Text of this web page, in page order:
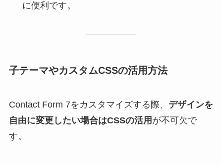
に便利です。
子テーマやカスタムCSSの活用方法
Contact Form 7をカスタマイズする際、 デザインを
自由に変更したい場合はCSSの活用 が不可欠で
す。